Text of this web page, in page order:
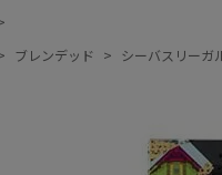
ブレンデッド シーバスリーガ